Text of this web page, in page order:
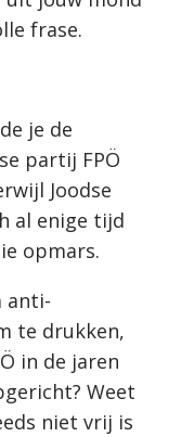
frase.
je de
partij FPÖ
Joodse
al enige tijd
opmars.
anti-
te drukken,
in de jaren
Weet
niet vrij is